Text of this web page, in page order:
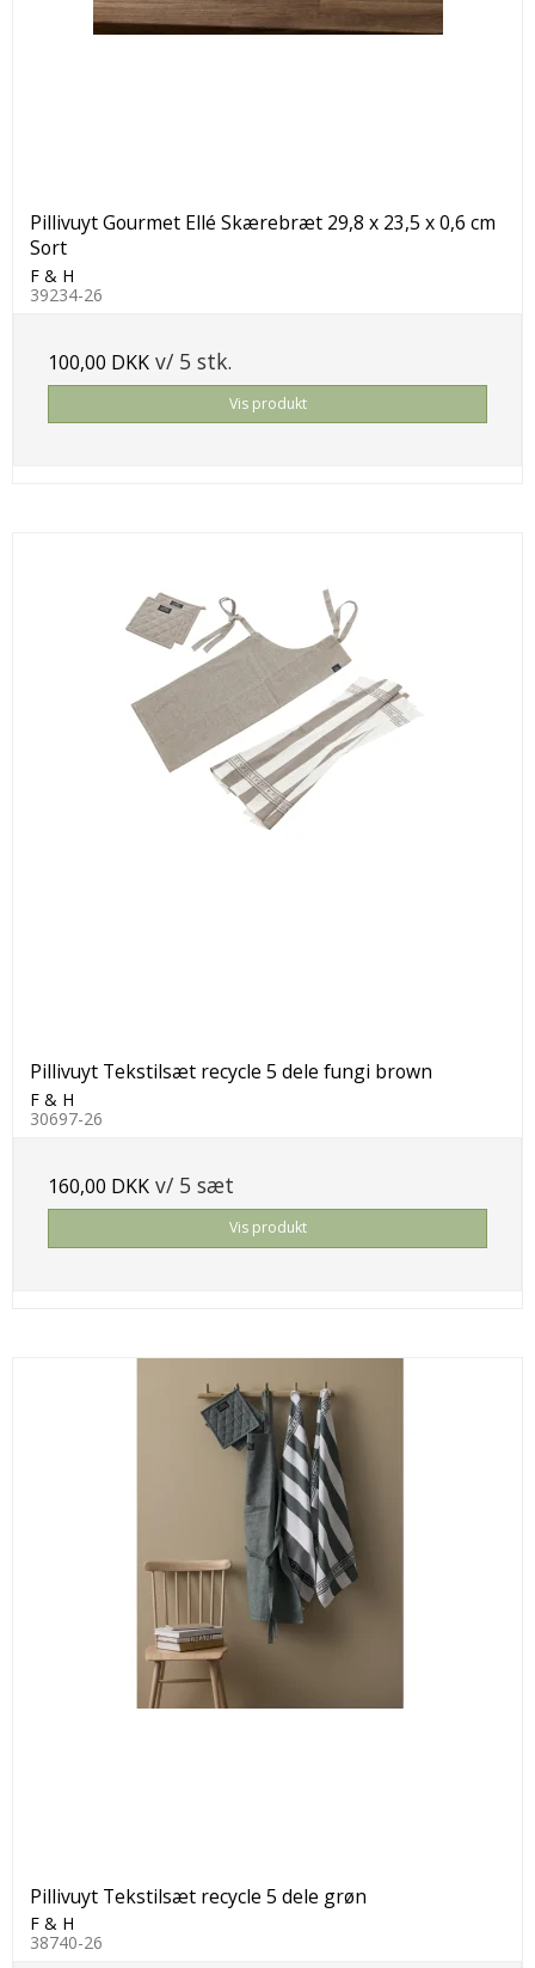
Pillivuyt Gourmet Ellé Skærebræt 29,8 x 23,5 x 0,6 cm
Sort
F & H
39234-26
100,00 DKK v/ 5 stk.
Vis produkt
Pillivuyt Tekstilsæt recycle 5 dele fungi brown
F & H
30697-26
160,00 DKK v/ 5 sæt
Vis produkt
Pillivuyt Tekstilsæt recycle 5 dele grøn
F & H
38740-26